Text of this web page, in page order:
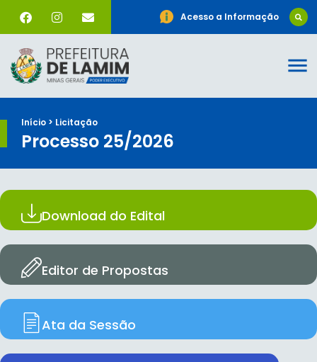
Acesso a Informação
Início > Licitação
Processo 25/2026
Download do Edital
Editor de Propostas
Ata da Sessão